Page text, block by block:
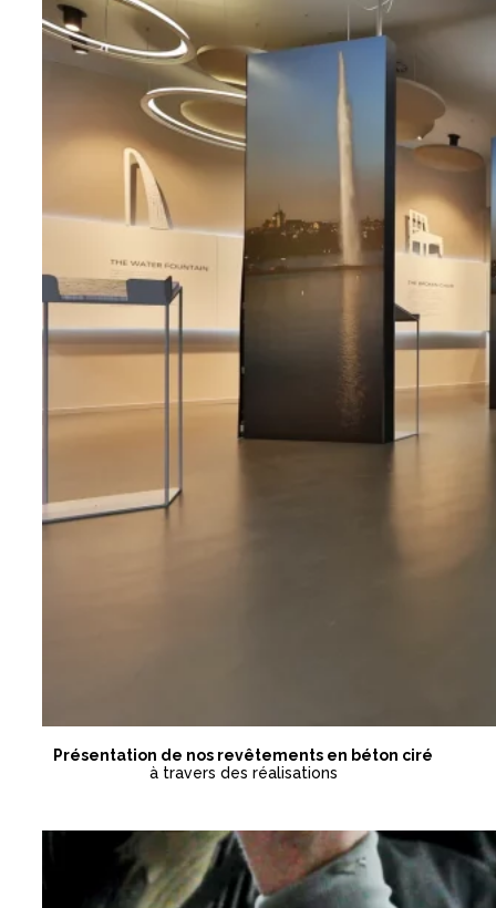
Présentation de nos revêtements en béton ciré
à travers des réalisations